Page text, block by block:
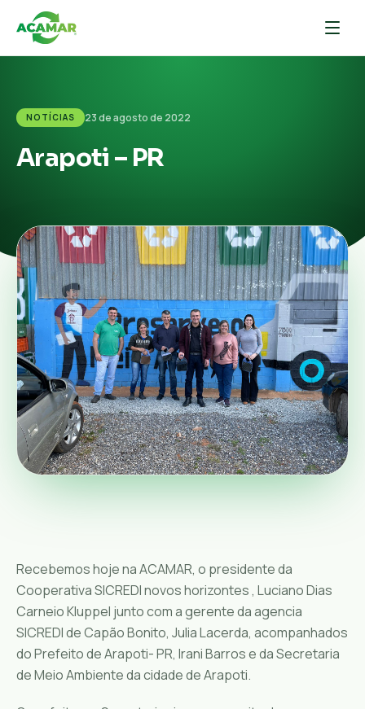
NOTÍCIAS 23 de agosto de 2022
Arapoti – PR
Recebemos hoje na ACAMAR, o presidente da
Cooperativa SICREDI novos horizontes , Luciano Dias
Carneio Kluppel junto com a gerente da agencia
SICREDI de Capão Bonito, Julia Lacerda, acompanhados
do Prefeito de Arapoti- PR, Irani Barros e da Secretaria
de Meio Ambiente da cidade de Arapoti.